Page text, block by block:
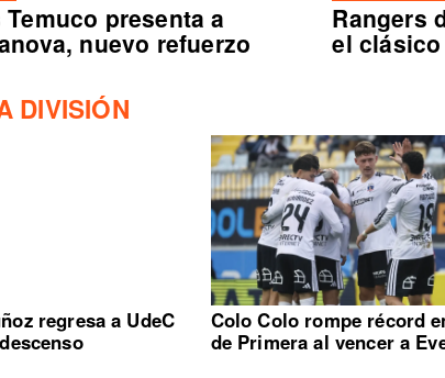
presenta a
nuevo refuerzo
Rangers
el
DIVISIÓN
regresa a UdeC
Colo Colo rompe récord
de Primera al vencer a